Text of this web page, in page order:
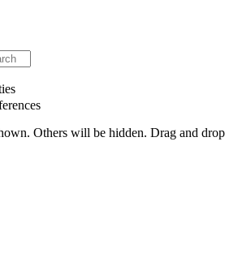
Others will be hidden. Drag and drop